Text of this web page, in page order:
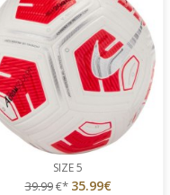
SIZE 5
39.99€* 35.99€